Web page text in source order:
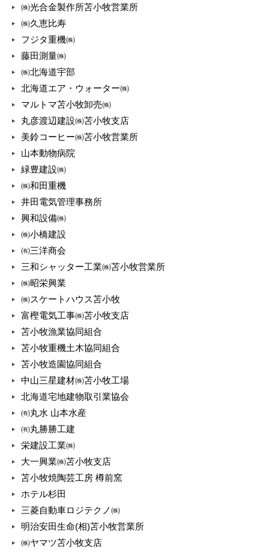
㈱光合金製作所苫小牧営業所
㈱久恵比寿
フジタ重機㈱
藤田測量㈱
㈱北海道宇部
北海道エア・ウォーター㈱
マルトマ苫小牧卸売㈱
丸彦渡辺建設㈱苫小牧支店
美鈴コーヒー㈱苫小牧営業所
山本動物病院
緑豊建設㈱
㈱和田重機
井田電気管理事務所
興和設備㈱
㈱小橋建設
㈲三洋商会
三和シャッター工業㈱苫小牧営業所
㈱昭栄興業
㈱スケートハウス苫小牧
富樫電気工事㈱苫小牧支店
苫小牧漁業協同組合
苫小牧重機土木協同組合
苫小牧造園協同組合
中山三星建材㈱苫小牧工場
北海道宅地建物取引業協会
㈲丸水 山本水産
㈲丸勝勝工建
栄建設工業㈱
大一興業㈱苫小牧支店
苫小牧焼陶芸工房 樽前窯
ホテル杉田
三菱自動車ロジテクノ㈱
明治安田生命(相)苫小牧営業所
㈱ヤマツ苫小牧支店